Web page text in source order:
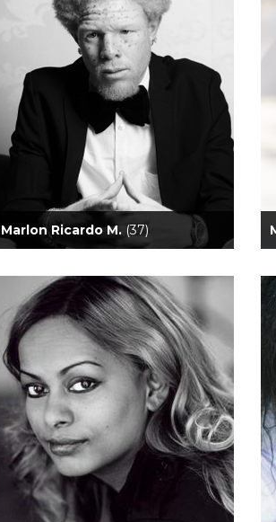
Marlon Ricardo M. (37)